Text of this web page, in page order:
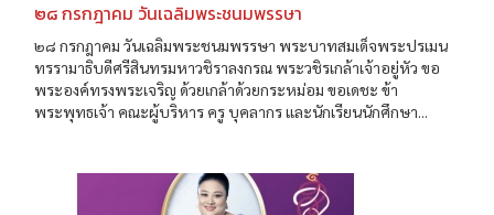
๒๘ กรกฎาคม วันเฉลิมพระชนมพรรษา
๒๘ กรกฎาคม วันเฉลิมพระชนมพรรษา พระบาทสมเด็จพระปรเมน
ทรรามาธิบดีศรีสินทรมหาวชิราลงกรณ พระวชิรเกล้าเจ้าอยู่หัว ขอ
พระองค์ทรงพระเจริญ ด้วยเกล้าด้วยกระหม่อม ขอเดชะ ข้า
พระพุทธเจ้า คณะผู้บริหาร ครู บุคลากร และนักเรียนนักศึกษา...